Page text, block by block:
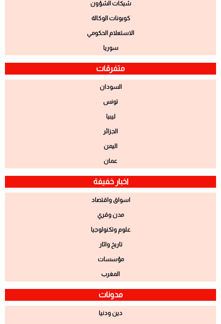
شيكات الشؤون
كوبونات الوكالة
الاستعلام الحكومي
سوريا
متفرقات
السودان
تونس
ليبيا
الجزائر
اليمن
عمان
اخبار خفيفة
اسواق واقتصاد
مدن وقري
علوم وتكنولوجيا
تاريخ واثار
مؤسسات
المغرب
مدونات
دين ودنيا